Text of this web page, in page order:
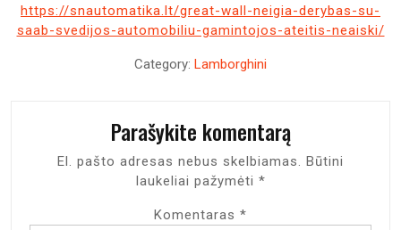
https://snautomatika.lt/great-wall-neigia-derybas-su-
saab-svedijos-automobiliu-gamintojos-ateitis-neaiski/
Category: Lamborghini
Parašykite komentarą
El. pašto adresas nebus skelbiamas. Būtini
laukeliai pažymėti *
Komentaras *